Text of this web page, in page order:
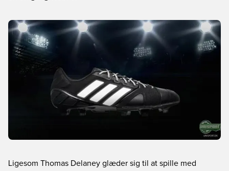
Ligesom Thomas Delaney glæder sig til at spille med